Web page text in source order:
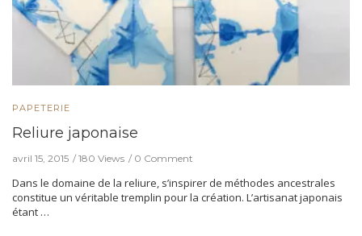
PAPETERIE
Reliure japonaise
avril 15, 2015 180 Views 0 Comment
Dans le domaine de la reliure, s’inspirer de méthodes ancestrales
constitue un véritable tremplin pour la création. L’artisanat japonais
étant …